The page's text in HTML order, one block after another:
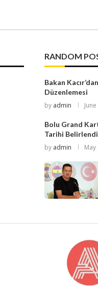
RANDOM
Bakan
Düzenlemesi
by admin
Bolu Grand
Tarihi Belirlendi
by admin May